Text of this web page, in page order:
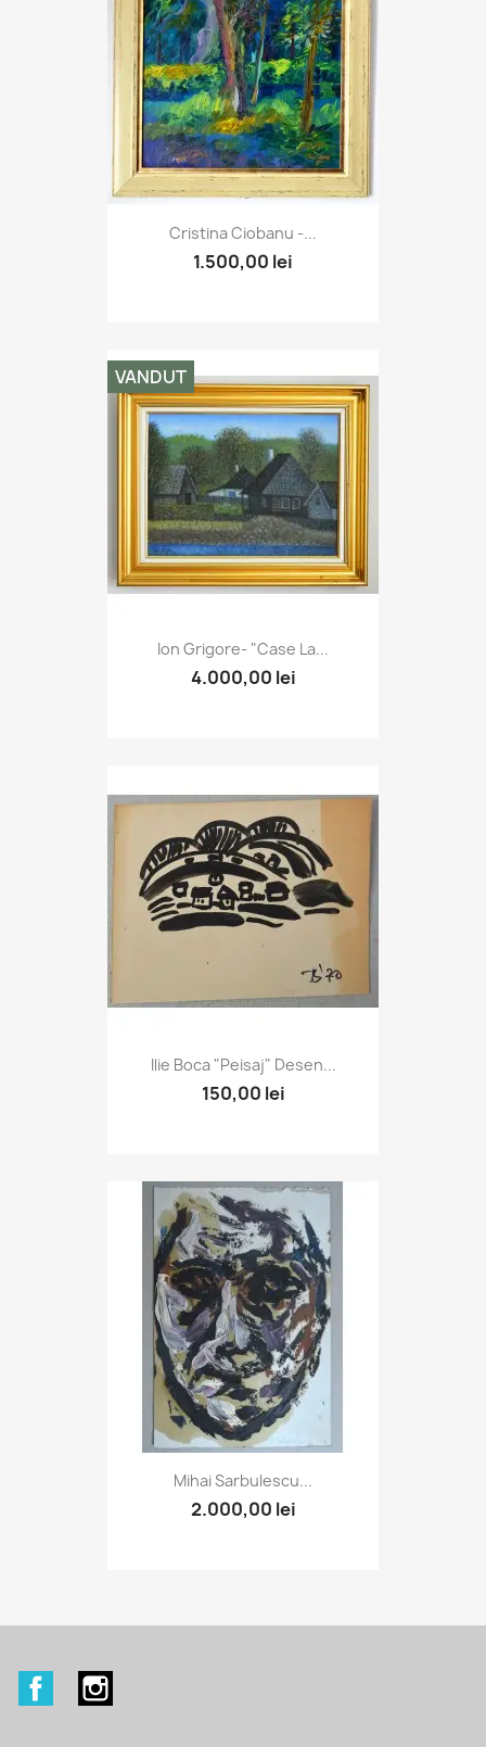
Cristina Ciobanu -...
1.500,00 lei
Ion Grigore- "Case La...
4.000,00 lei
VANDUT
Ilie Boca "Peisaj" Desen...
150,00 lei
Mihai Sarbulescu...
2.000,00 lei
Facebook